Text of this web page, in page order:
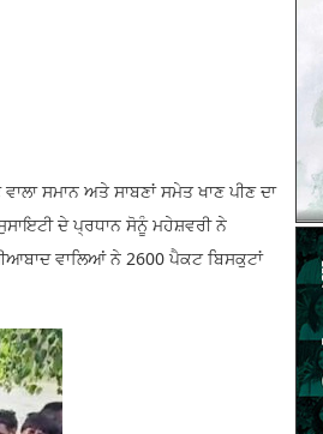
ਸਮਾਨ ਅਤੇ ਸਾਬਣਾਂ ਸਮੇਤ ਖਾਣ ਪੀਣ ਦਾ
ਦੇ ਪ੍ਰਧਾਨ ਸੋਨੂੰ ਮਹੇਸ਼ਵਰੀ ਨੇ
ਵਾਲਿਆਂ ਨੇ 2600 ਪੈਕਟ ਬਿਸਕੁਟਾਂ